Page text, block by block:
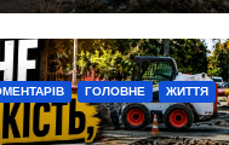
ГОЛОВНЕ ЖИТТЯ